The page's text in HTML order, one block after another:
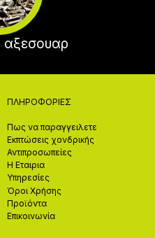
αξεσουαρ
ΠΛΗΡΟΦΟΡΊΕΣ
Πως να παραγγειλετε
Εκπτώσεις χονδρικής
Αντιπροσωπείες
Η Εταιρια
Υπηρεσίες
Όροι Χρήσης
Προϊόντα
Επικοινωνία